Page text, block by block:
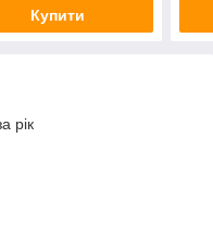
Купити
рік